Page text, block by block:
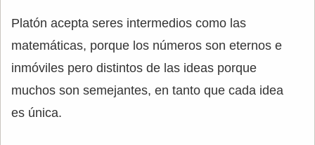
Platón acepta seres intermedios como las
matemáticas, porque los números son eternos e
inmóviles pero distintos de las ideas porque
muchos son semejantes, en tanto que cada idea
es única.